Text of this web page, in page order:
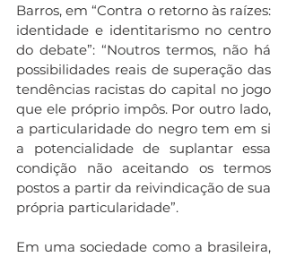
Barros, em “Contra o retorno às raízes:
identidade e identitarismo no centro
do debate”: “Noutros termos, não há
possibilidades reais de superação das
tendências racistas do capital no jogo
que ele próprio impôs. Por outro lado,
a particularidade do negro tem em si
a potencialidade de suplantar essa
condição não aceitando os termos
postos a partir da reivindicação de sua
própria particularidade”.
Em uma sociedade como a brasileira,